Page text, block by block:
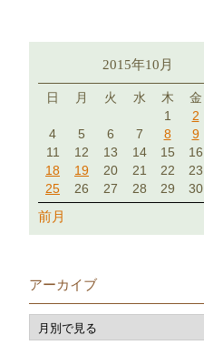
2015年10月
日 月 火 水 木 金
1
2
4
5 6 7 8 9
11
12 13 14 15 16
18
19 20 21 22 23
25
26 27 28 29 30
前月
アーカイブ